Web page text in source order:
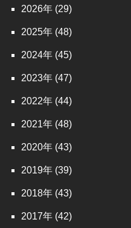
2026 (29)
2025 (48)
2024 (45)
2023 (47)
2022 (44)
2021 (48)
2020 (43)
2019 (39)
2018 (43)
2017 (42)